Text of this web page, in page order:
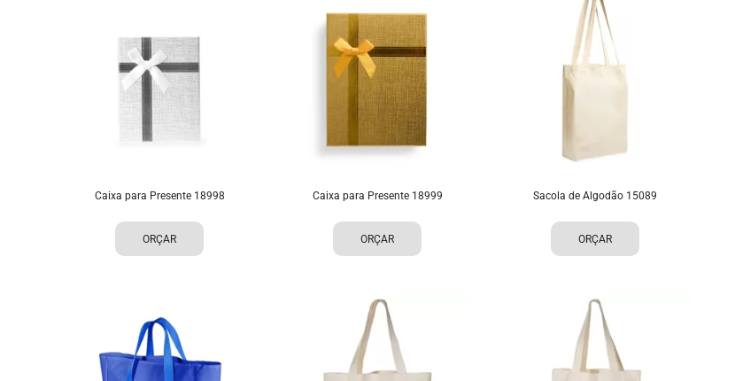
Caixa para Presente 18998
ORÇAR
Caixa para Presente 18999
ORÇAR
Sacola de Algodão 15089
ORÇAR